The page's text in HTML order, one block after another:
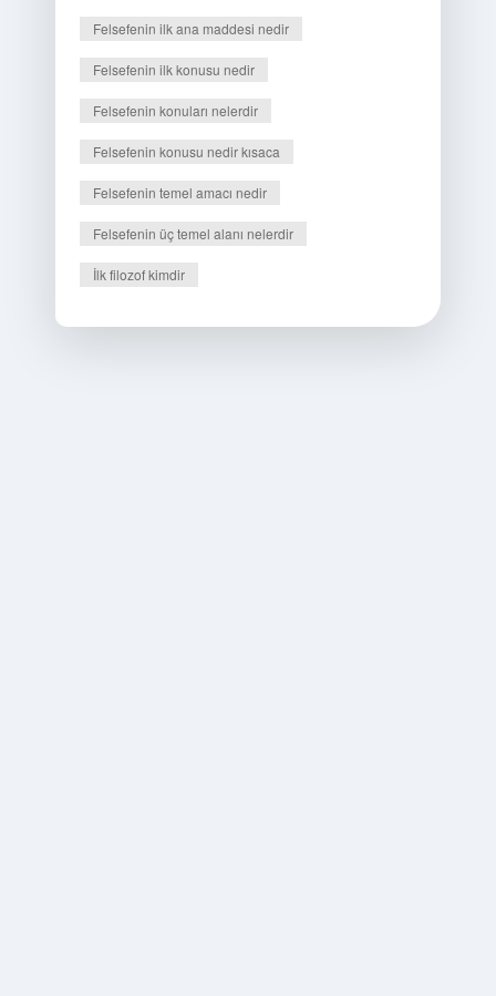
Felsefenin ilk ana maddesi nedir
Felsefenin ilk konusu nedir
Felsefenin konuları nelerdir
Felsefenin konusu nedir kısaca
Felsefenin temel amacı nedir
Felsefenin üç temel alanı nelerdir
İlk filozof kimdir